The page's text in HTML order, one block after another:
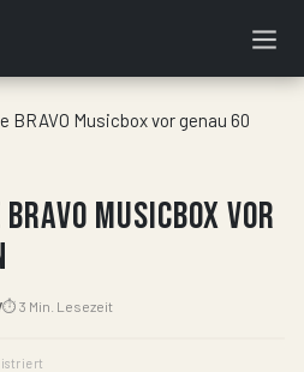
BRAVO Musicbox vor genau 60
Musicbox vor
⏱ 3 Min. Lesezeit